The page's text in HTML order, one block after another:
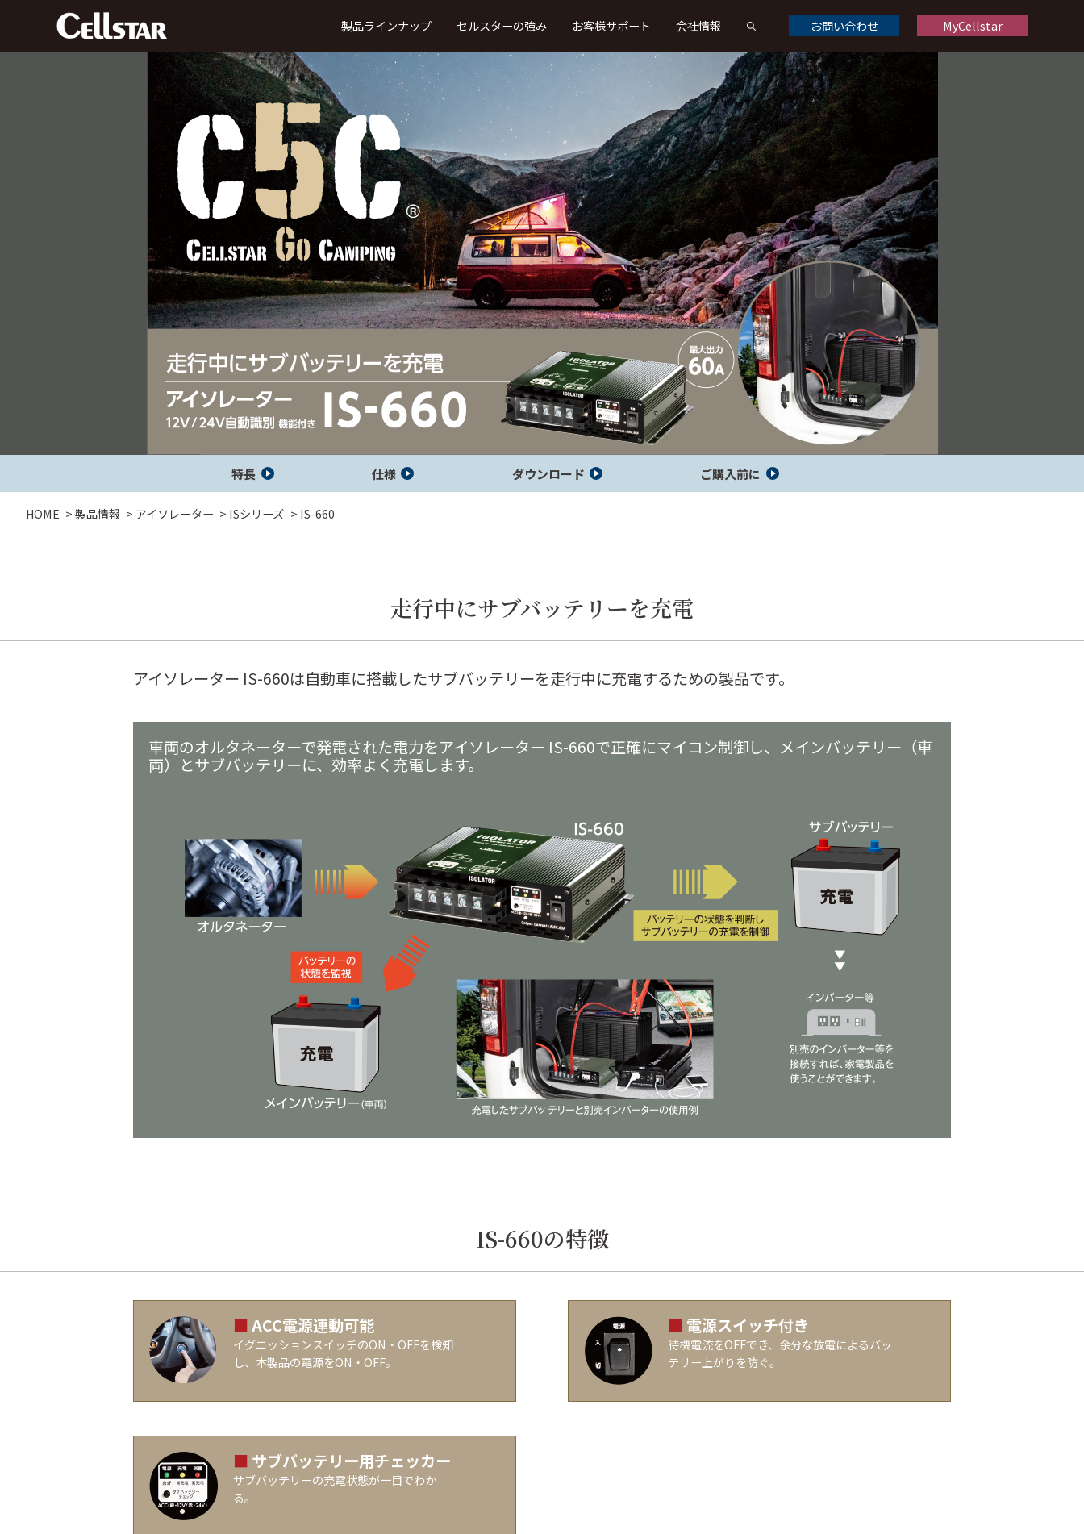
製品ラインナップ
前方・後方録画
タイプ
360° 録画
タイプ
前方・車内録画
タイプ
レーザー、レーダー受信
タイプ
法人向け
（TRシリーズ）
ドライブレコーダーオプション
デジタルインナーミラー
デジタルインナーミラーオプション
デジタルインナーミラー製品一覧
セーフティレーダー
GPSレシーバー レーダー探知機
レーダーオプション
セーフティレーダー製品一覧
DC/ACインバ DC/DCコンバ ホーム電源 アイソレータ ポータブル電 ジャンプスタ
セルスターの強み お客様サポート
MyCellstarで更新
SDカード購入で更新 ダウンロード
取扱説明書・ファーストステップガ
製品カタログ
本体ソフトウエア更新プログラム
ドライブレコーダー・デジタルイ
ンナーミラービューア
ドライブレコーダー・デジタルイ
ンナーミラー・セーフティレーダー
接続対応表
OBDII アダプター適合表
よくある質問 修理について
会社情報 お問い合わせ MyCellstar
特長 仕様 ダウンロード ご購入前に
HOME 製品情報 アイソレーター ISシリーズ IS-660
走行中にサブバッテリーを充電
アイソレーター IS-660は自動車に搭載したサブバッテリーを走行中に充電するための製品です。
車両のオルタネーターで発電された電力をアイソレーター IS-660で正確にマイコン制御し、メインバッテリー（車
両）とサブバッテリーに、効率よく充電します。
IS-660の特徴
■ACC電源連動可能
イグニッションスイッチのON・OFFを検知
し、本製品の電源をON・OFF。
■ 電源スイッチ付き
待機電流をOFFでき、余分な放電によるバッ
テリー上がりを防ぐ。
■ サブバッテリー用チェッカー
サブバッテリーの充電状態が一目でわか
る。